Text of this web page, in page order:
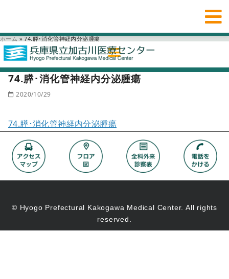
ホーム » 74.膵･消化管神経内分泌腫瘍
74.膵･消化管神経内分泌腫瘍
2020/10/29
74.膵･消化管神経内分泌腫瘍
© Hyogo Prefectural Kakogawa Medical Center. All rights
reserved.